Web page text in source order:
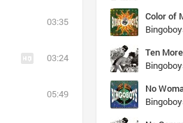
03:35
03:24
05:49
Color of
Ten
No